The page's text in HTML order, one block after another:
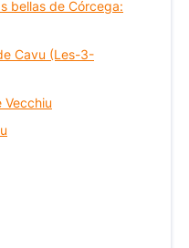
bellas de Córcega:
Cavu (Les-3-
Vecchiu